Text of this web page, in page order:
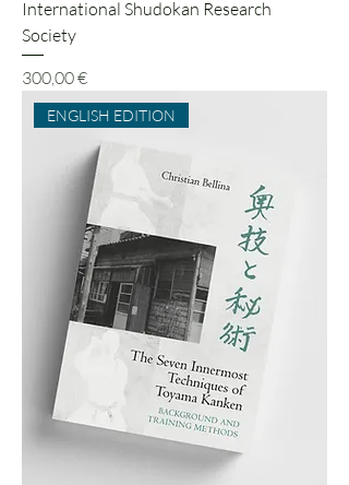
International Shudokan Research
Society
Preis
300,00 €
ENGLISH EDITION